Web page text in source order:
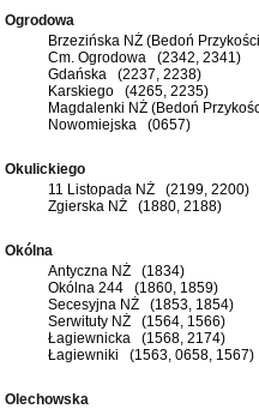
Ogrodowa
Brzezińska NŻ (Bedoń
Cm. Ogrodowa (2342, 2341)
Gdańska (2237, 2238)
Karskiego (4265, 2235)
Magdalenki NŻ (Bedoń
Nowomiejska (0657)
Okulickiego
11 Listopada NŻ (2199, 2200)
Zgierska NŻ (1880, 2188)
Okólna
Antyczna NŻ (1834)
Okólna 244 (1860, 1859)
Secesyjna NŻ (1853, 1854)
Serwituty NŻ (1564, 1566)
Łagiewnicka (1568, 2174)
Łagiewniki (1563, 0658, 1567)
Olechowska